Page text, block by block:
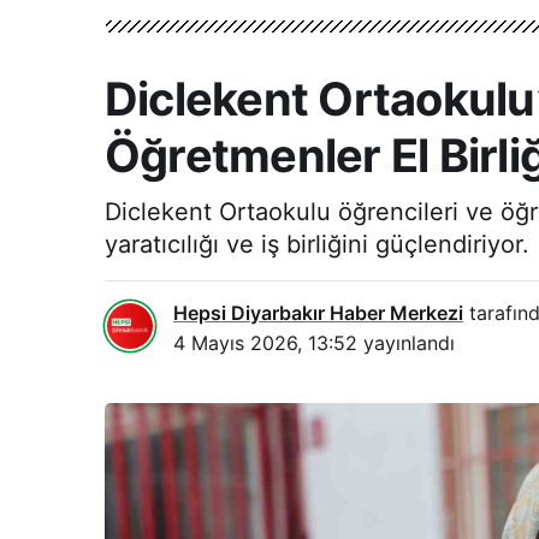
Diclekent
Öğretmenler El
Diclekent Ortaokulu öğrencileri ve
yaratıcılığı ve iş birliğini güçlendiriyor.
Hepsi Diyarbakır Haber Merkezi
4 Mayıs 2026, 13:52 yayınlandı